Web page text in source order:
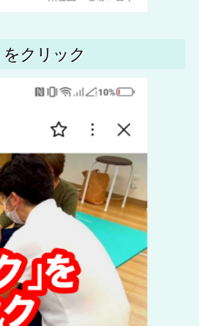
クリック